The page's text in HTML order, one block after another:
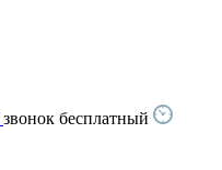
звонок бесплатный